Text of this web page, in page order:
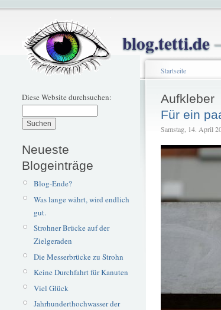
blog.tetti.de
Diese Website durchsuchen:
Neueste
Blogeinträge
Blog-Ende?
Was lange währt, wird endlich
gut.
Strohner Brücke auf der
Zielgeraden
Die Messerbrücke zu Strohn
Keine Durchfahrt für Kanuten
Viel Glück
Jahrhunderthochwasser der
Startseite
Aufkleber
Für ein
Samstag, 14. April